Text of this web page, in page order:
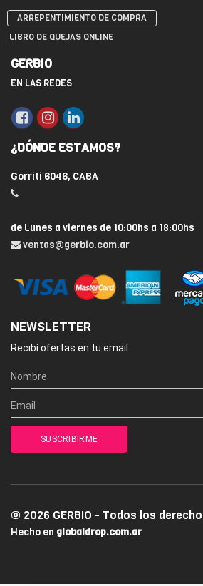
ARREPENTIMIENTO DE COMPRA
LIBRO DE QUEJAS ONLINE
GERBIO
EN LAS REDES
¿DÓNDE ESTAMOS?
Gorriti 6046, CABA
de Lunes a viernes de 10:00hs a 18:00hs
ventas@gerbio.com.ar
NEWSLETTER
Recibí ofertas en tu email
© 2026 GERBIO - Todos los
Hecho en globaldrop.com.ar